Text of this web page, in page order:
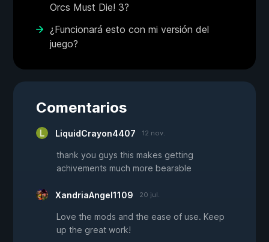
Orcs Must Die! 3?
¿Funcionará esto con mi versión del
juego?
Comentarios
LiquidCrayon4407 12 nov.
thank you guys this makes getting
achivements much more bearable
XandriaAngel1109 20 jul.
Love the mods and the ease of use. Keep
up the great work!